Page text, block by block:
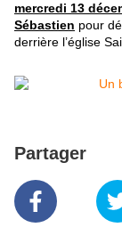
mercredi 13
Sébastien pour
derrière l’église
Partager